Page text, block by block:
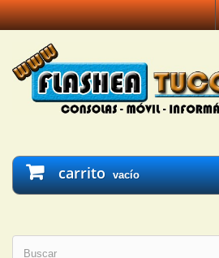
carrito vacío